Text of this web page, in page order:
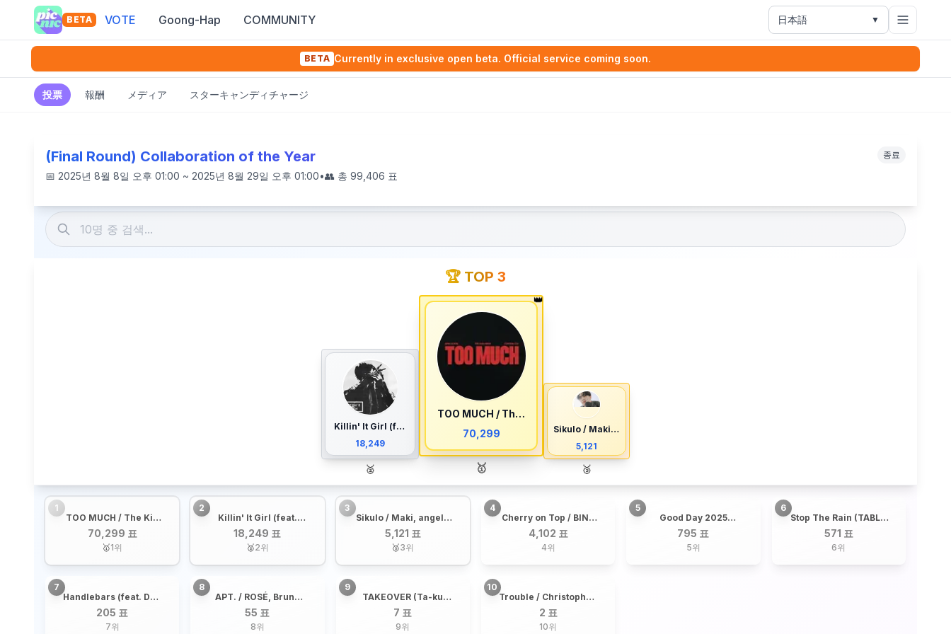
BETA VOTE Goong-Hap COMMUNITY 日本語 ▼
BETA Currently in exclusive open beta. Official service coming soon.
投票 報酬 メディア スターキャンディチャージ
(Final Round) Collaboration of the Year 종료
📅 2025년 8월 8일 오후 01:00 ~ 2025년 8월 29일 오후 01:00•👥 총 99,406 표
🏆 TOP 3
Killin' It Girl (feat. GloRilla) / j-hope, Glorilla
18,249
🥈
👑
TOO MUCH / The Kid LAROI, JUNGKOOK, Central Cee
70,299
🥇
Sikulo / Maki, angela ken, Nhiko
5,121
🥉
1
TOO MUCH / The Kid
LAROI, JUNGKOOK,
Central Cee
70,299 표
🥇1위
2
Killin' It Girl (feat.
GloRilla) / j-hope,
Glorilla
18,249 표
🥈2위
3
Sikulo / Maki, angela
ken, Nhiko
5,121 표
🥉3위
4
Cherry on Top / BINI,
AGNEZ MO
4,102 표
4위
5
Good Day 2025
(Telepathy + By the
Moonlight Window) /
G-DRAGON + 19
Artists
795 표
5위
6
Stop The Rain (TABLO
X RM) / TABLO, RM
571 표
6위
7
Handlebars (feat. Dua
Lipa) / JENNIE, Dua
Lipa
205 표
7위
8
APT. / ROSÉ, Bruno
Mars
55 표
8위
9
TAKEOVER (Ta-ku
Remix) / 82MAJOR,
Ta-Ku
7 표
9위
10
Trouble / Christopher,
Young Ji Lee
2 표
10위